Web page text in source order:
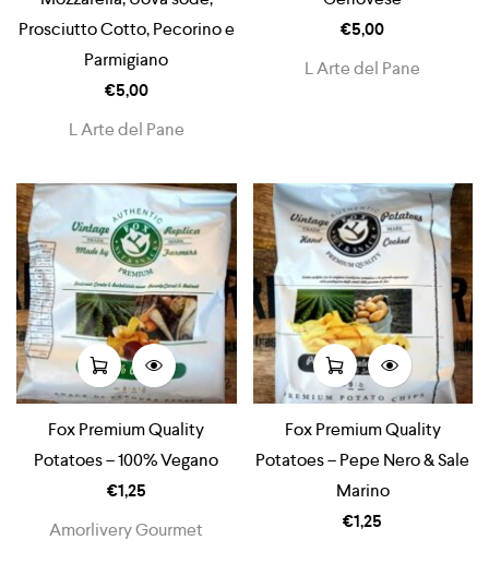
Prosciutto Cotto, Pecorino e
Parmigiano
€5,00
L Arte del Pane
€5,00
L Arte del Pane
Fox Premium Quality
Potatoes – 100% Vegano
€1,25
Amorlivery Gourmet
Fox Premium Quality
Potatoes – Pepe Nero & Sale
Marino
€1,25